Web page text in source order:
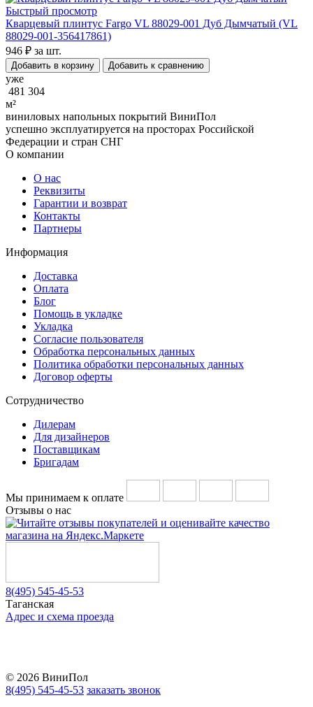
Быстрый просмотр
Кварцевый плинтус Fargo VL 88029-001 Дуб Дымчатый (VL
88029-001-356417861)
946 ₽ за шт.
Добавить в корзину Добавить к сравнению
уже
481 304
м²
виниловых напольных покрытий ВиниПол
успешно эксплуатируется на просторах Российской
Федерации и стран СНГ
О компании
О нас
Реквизиты
Гарантии и возврат
Контакты
Партнеры
Информация
Доставка
Оплата
Блог
Помощь в укладке
Укладка
Согласие пользователя
Обработка персональных данных
Политика обработки персональных данных
Договор оферты
Сотрудничество
Дилерам
Для дизайнеров
Поставщикам
Бригадам
Мы принимаем к оплате
Отзывы о нас
8(495) 545-45-53
Таганская
Адрес и схема проезда
© 2026 ВиниПол
8(495) 545-45-53 заказать звонок